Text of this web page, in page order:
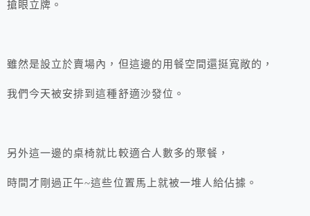
搶眼立牌。
雖然是設立於賣場內，但這邊的用餐空間還挺寬敞的，
我們今天被安排到這種舒適沙發位。
另外這一邊的桌椅就比較適合人數多的聚餐，
時間才剛過正午~這些位置馬上就被一堆人給佔據。